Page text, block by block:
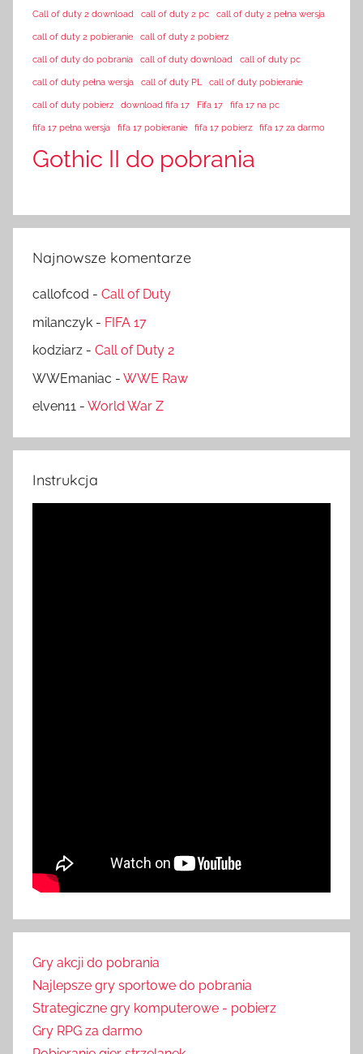
Call of duty 2 download call of duty 2 pc call of duty 2 pełna wersja
call of duty 2 pobieranie call of duty 2 pobierz
call of duty do pobrania call of duty download call of duty pc
call of duty pełna wersja call of duty PL call of duty pobieranie
call of duty pobierz download fifa 17 Fifa 17 fifa 17 na pc
fifa 17 pełna wersja fifa 17 pobieranie fifa 17 pobierz fifa 17 za darmo
Gothic II do pobrania
Najnowsze komentarze
callofcod - Call of Duty
milanczyk - FIFA 17
kodziarz - Call of Duty 2
WWEmaniac - WWE Raw
elven11 - World War Z
Instrukcja
Gry akcji do pobrania
Najlepsze gry sportowe do pobrania
Strategiczne gry komputerowe - pobierz
Gry RPG za darmo